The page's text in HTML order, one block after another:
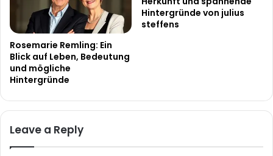
Rosemarie Remling: Ein
Blick auf Leben, Bedeutung
und mögliche
Hintergründe
Hintergründe von julius
steffens
Leave a Reply